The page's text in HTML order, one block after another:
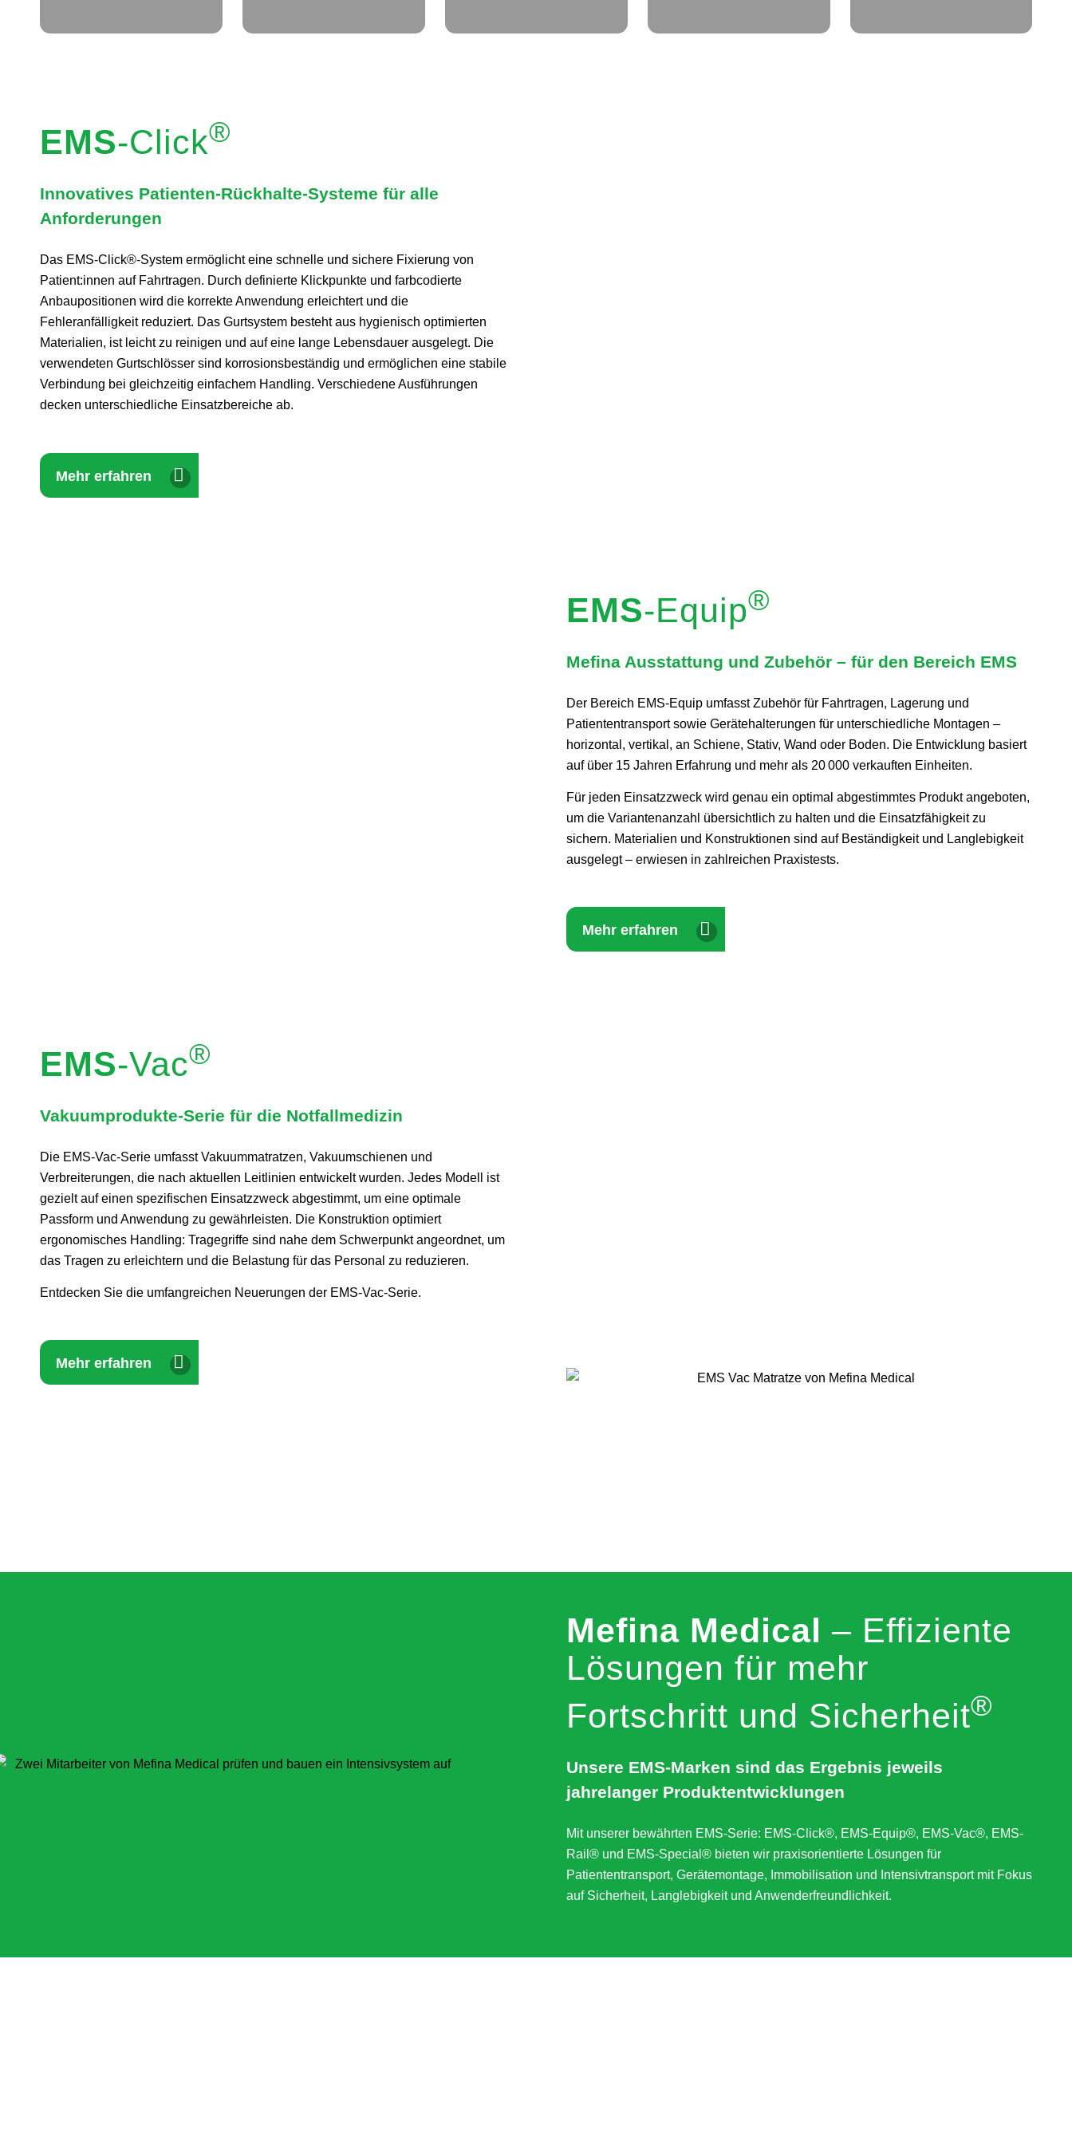
EMS-Click®
Innovatives Patienten-Rückhalte-Systeme für alle
Anforderungen
Das EMS‑Click®-System ermöglicht eine schnelle und sichere Fixierung von
Patient:innen auf Fahrtragen. Durch definierte Klickpunkte und farbcodierte
Anbaupositionen wird die korrekte Anwendung erleichtert und die
Fehleranfälligkeit reduziert. Das Gurtsystem besteht aus hygienisch optimierten
Materialien, ist leicht zu reinigen und auf eine lange Lebensdauer ausgelegt. Die
verwendeten Gurtschlösser sind korrosionsbeständig und ermöglichen eine stabile
Verbindung bei gleichzeitig einfachem Handling. Verschiedene Ausführungen
decken unterschiedliche Einsatzbereiche ab.
Mehr erfahren
EMS-Equip®
Mefina Ausstattung und Zubehör – für den Bereich EMS
Der Bereich EMS‑Equip umfasst Zubehör für Fahrtragen, Lagerung und
Patiententransport sowie Gerätehalterungen für unterschiedliche Montagen –
horizontal, vertikal, an Schiene, Stativ, Wand oder Boden. Die Entwicklung basiert
auf über 15 Jahren Erfahrung und mehr als 20 000 verkauften Einheiten.
Für jeden Einsatzzweck wird genau ein optimal abgestimmtes Produkt angeboten,
um die Variantenanzahl übersichtlich zu halten und die Einsatzfähigkeit zu
sichern. Materialien und Konstruktionen sind auf Beständigkeit und Langlebigkeit
ausgelegt – erwiesen in zahlreichen Praxis­tests.
Mehr erfahren
EMS-Vac®
Vakuumprodukte-Serie für die Notfallmedizin
Die EMS‑Vac-Serie umfasst Vakuummatratzen, Vakuumschienen und
Verbreiterungen, die nach aktuellen Leitlinien entwickelt wurden. Jedes Modell ist
gezielt auf einen spezifischen Einsatzzweck abgestimmt, um eine optimale
Passform und Anwendung zu gewährleisten. Die Konstruktion optimiert
ergonomisches Handling: Tragegriffe sind nahe dem Schwerpunkt angeordnet, um
das Tragen zu erleichtern und die Belastung für das Personal zu reduzieren.
Entdecken Sie die umfangreichen Neuerungen der EMS-Vac-Serie.
Mehr erfahren
Mefina Medical – Effiziente
Lösungen für mehr
Fortschritt und Sicherheit®
Unsere EMS-Marken sind das Ergebnis jeweils
jahrelanger Produktentwicklungen
Mit unserer bewährten EMS-Serie: EMS-Click®, EMS-Equip®, EMS-Vac®, EMS-
Rail® und EMS-Special® bieten wir praxisorientierte Lösungen für
Patiententransport, Gerätemontage, Immobilisation und Intensivtransport mit Fokus
auf Sicherheit, Langlebigkeit und Anwenderfreundlichkeit.